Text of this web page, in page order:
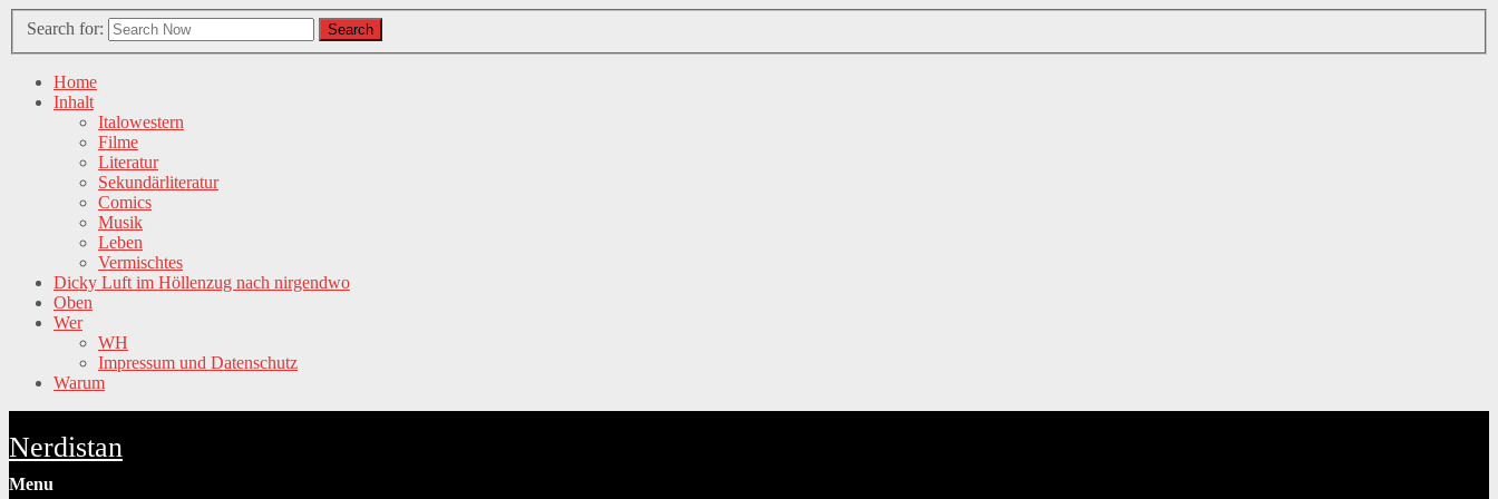
Search for: Search
Home
Inhalt
Italowestern
Filme
Literatur
Sekundärliteratur
Comics
Musik
Leben
Vermischtes
Dicky Luft im Höllenzug nach nirgendwo
Oben
Wer
WH
Impressum und Datenschutz
Warum
Nerdistan
Menu